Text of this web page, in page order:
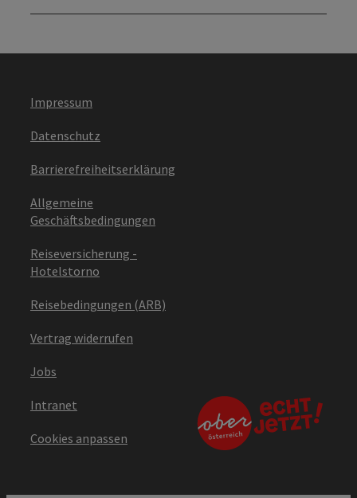
Impressum
Datenschutz
Barrierefreiheitserklärung
Allgemeine
Geschäftsbedingungen
Reiseversicherung -
Hotelstorno
Reisebedingungen (ARB)
Vertrag widerrufen
Jobs
Intranet
Cookies anpassen